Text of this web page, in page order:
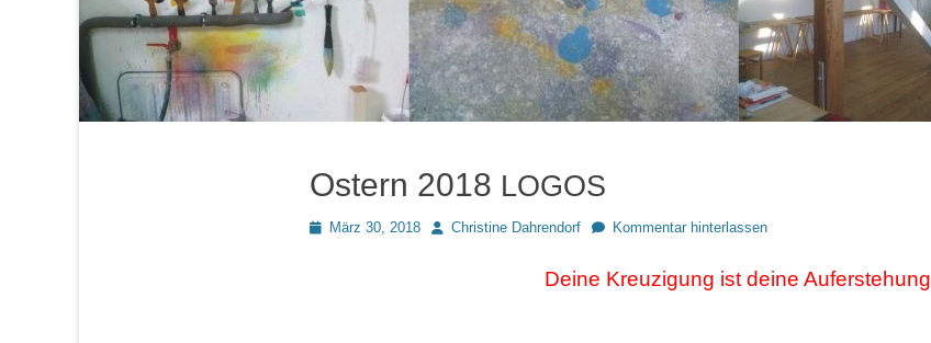
Ostern 2018 LOGOS
PostedMärz 30, 2018 AutorChristine Dahrendorf Kommentar hinterlassen
Dei­ne Kreu­zi­gung ist dei­ne Auferstehung